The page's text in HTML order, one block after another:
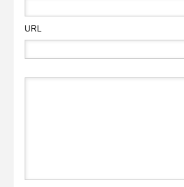
ていきたいんです。 Ballonéを通
URL